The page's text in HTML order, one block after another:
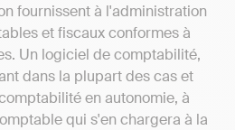
fournissent à l'administration
et fiscaux conformes à
Un logiciel de comptabilité,
dans la plupart des cas et
en autonomie, à
qui s'en chargera à la